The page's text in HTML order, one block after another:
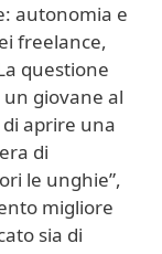
autonomia e
freelance,
questione
giovane al
aprire una
di
le unghie”,
migliore
sia di